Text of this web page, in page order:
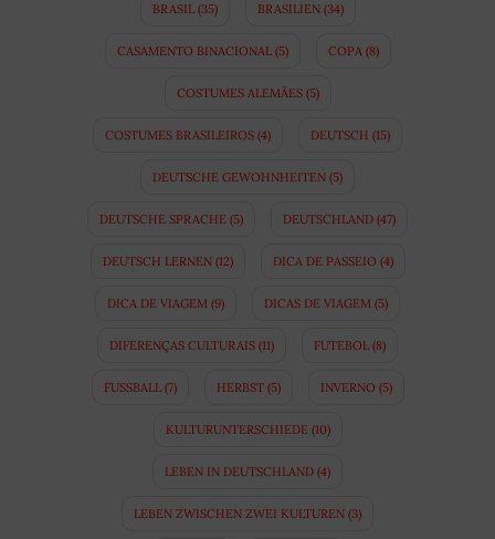
BRASIL(35) BRASILIEN(34)
CASAMENTO BINACIONAL(5) COPA(8)
COSTUMES ALEMÃES(5)
COSTUMES BRASILEIROS (4) DEUTSCH (15)
DEUTSCHE GEWOHNHEITEN (5)
DEUTSCHE SPRACHE (5) DEUTSCHLAND (47)
DEUTSCH LERNEN(12) DICA DE PASSEIO (4)
DICA DE VIAGEM (9) DICAS DE VIAGEM (5)
DIFERENÇAS CULTURAIS (11) FUTEBOL (8)
FUSSBALL (7) HERBST(5) INVERNO (5)
KULTURUNTERSCHIEDE(10)
LEBEN IN DEUTSCHLAND (4)
LEBEN ZWISCHEN ZWEI KULTUREN (3)